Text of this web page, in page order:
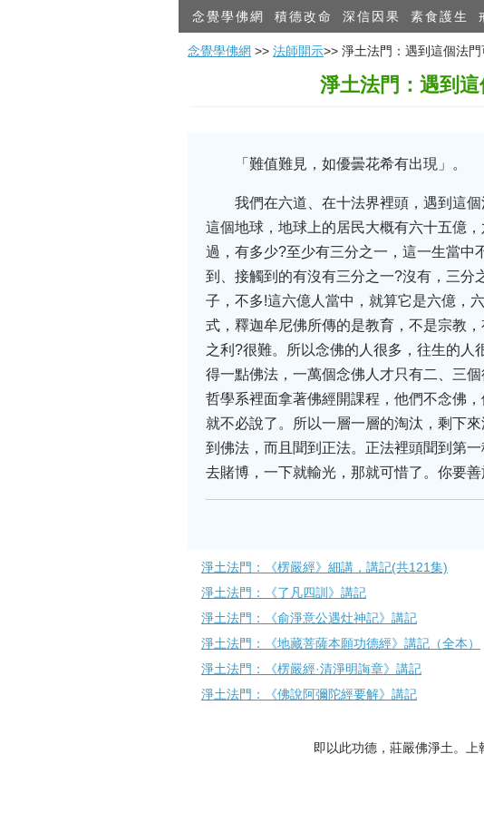
念覺學佛網 積德改命 深信因果 素食護生
念覺學佛網 >> 法師開示>> 淨土法門：遇到這個法
淨土法門：遇到
「難值難見，如優曇花希有出現」。
我們在六道、在十法界裡頭，遇到這
這個地球，地球上的居民大概有六十五億
過，有多少?至少有三分之一，這一生當中
到、接觸到的有沒有三分之一?沒有，三分
子，不多!這六億人當中，就算它是六億，
式，釋迦牟尼佛所傳的是教育，不是宗教
之利?很難。所以念佛的人很多，往生的
得一點佛法，一萬個念佛人才只有二、三
哲學系裡面拿著佛經開課程，他們不念佛
就不必說了。所以一層一層的淘汰，剩下
到佛法，而且聞到正法。正法裡頭聞到第
去賭博，一下就輸光，那就可惜了。你要
淨土法門：《楞嚴經》細講，講記(共121集)
淨土法門：《了凡四訓》講記
淨土法門：《俞淨意公遇灶神記》講記
淨土法門：《地藏菩薩本願功德經》講記（全本）
淨土法門：《楞嚴經·清淨明誨章》講記
淨土法門：《佛說阿彌陀經要解》講記
即以此功德，莊嚴佛淨土。上